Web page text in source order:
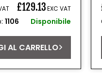
£129.13EXC VAT
1106 Disponibile
AL CARRELLO